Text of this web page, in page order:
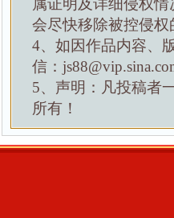
属证明及详细侵权
会尽快移除被控侵权
4、如因作品内容、
信：
5、声明：凡投稿者
所有！